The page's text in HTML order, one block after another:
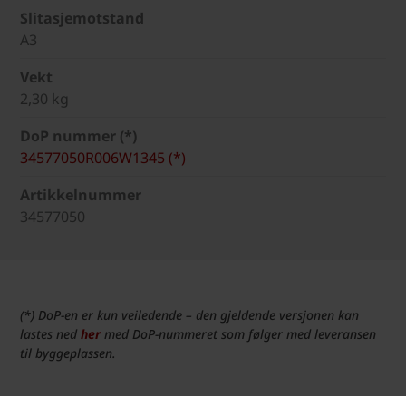
Slitasjemotstand
A3
Vekt
2,30 kg
DoP nummer (*)
34577050R006W1345 (*)
Artikkelnummer
34577050
(*) DoP-en er kun veiledende – den gjeldende versjonen kan
lastes ned her med DoP-nummeret som følger med leveransen
til byggeplassen.